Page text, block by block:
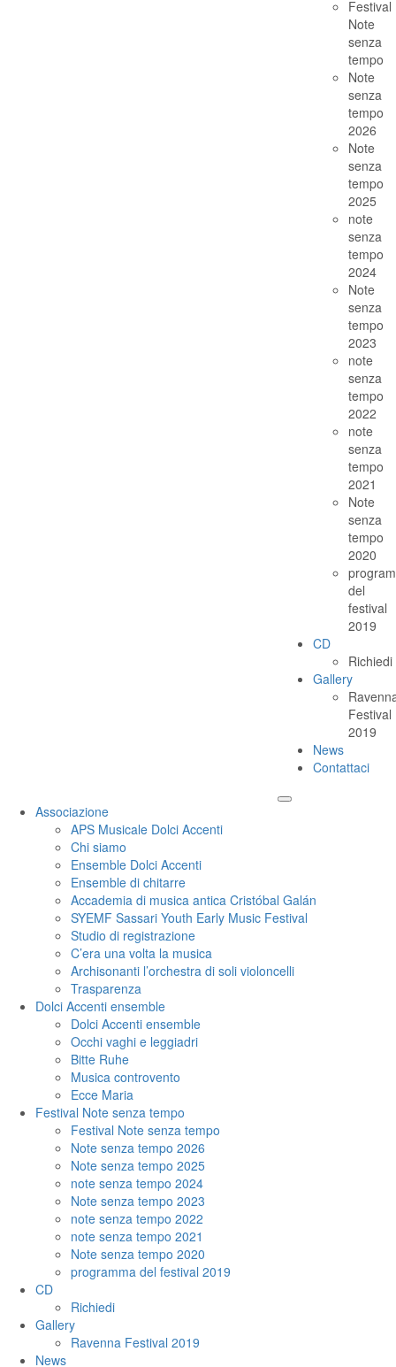
Festival
Note
senza
tempo
Note
senza
tempo
2026
Note
senza
tempo
2025
note
senza
tempo
2024
Note
senza
tempo
2023
note
senza
tempo
2022
note
senza
tempo
2021
Note
senza
tempo
2020
del
festival
2019
CD
Richiedi
Gallery
Festival
2019
News
Contattaci
Associazione
APS Musicale Dolci Accenti
Chi siamo
Ensemble Dolci Accenti
Ensemble di chitarre
Accademia di musica antica Cristóbal Galán
SYEMF Sassari Youth Early Music Festival
Studio di registrazione
C’era una volta la musica
Archisonanti l’orchestra di soli violoncelli
Trasparenza
Dolci Accenti ensemble
Dolci Accenti ensemble
Occhi vaghi e leggiadri
Bitte Ruhe
Musica controvento
Ecce Maria
Festival Note senza tempo
Festival Note senza tempo
Note senza tempo 2026
Note senza tempo 2025
note senza tempo 2024
Note senza tempo 2023
note senza tempo 2022
note senza tempo 2021
Note senza tempo 2020
programma del festival 2019
CD
Richiedi
Gallery
Ravenna Festival 2019
News